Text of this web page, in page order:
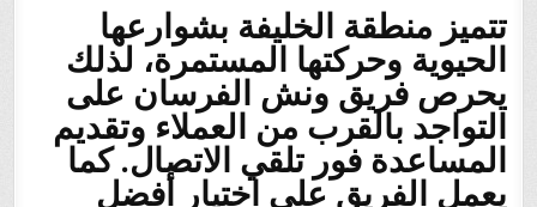
تتميز منطقة الخليفة بشوارعها
الحيوية وحركتها المستمرة، لذلك
يحرص فريق ونش الفرسان على
التواجد بالقرب من العملاء وتقديم
المساعدة فور تلقي الاتصال. كما
يعمل الفريق على اختيار أفضل